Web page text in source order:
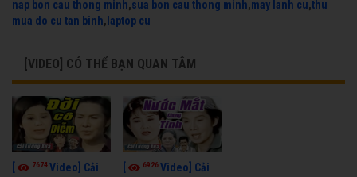
nap bon cau thong minh,sua bon cau thong minh,may lanh cu,thu
mua do cu tan binh, laptop cu
[VIDEO] CÓ THỂ BẠN QUAN TÂM
7674Video] Cải
6926Video] Cải